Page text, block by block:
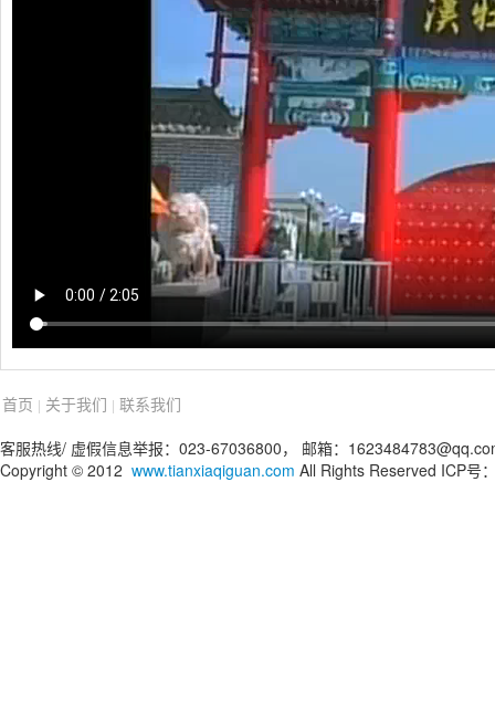
首页 | 关于我们 | 联系我们
客服热线/ 虚假信息举报：023-67036800， 邮箱：
Copyright © 2012 www.tianxiaqiguan.com All Rights Reserved ICP号